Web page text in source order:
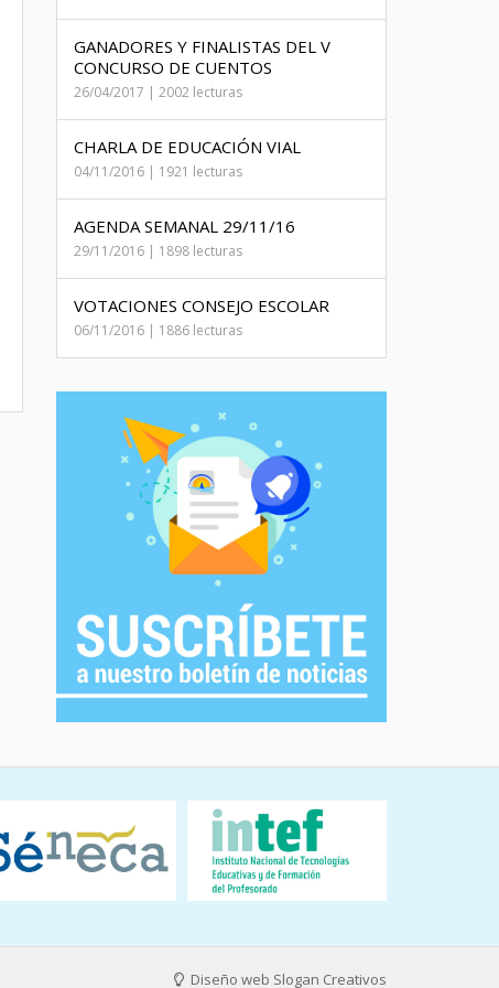
GANADORES Y FINALISTAS DEL V
CONCURSO DE CUENTOS
26/04/2017 | 2002 lecturas
CHARLA DE EDUCACIÓN VIAL
04/11/2016 | 1921 lecturas
AGENDA SEMANAL 29/11/16
29/11/2016 | 1898 lecturas
VOTACIONES CONSEJO ESCOLAR
06/11/2016 | 1886 lecturas
Diseño web Slogan Creativos